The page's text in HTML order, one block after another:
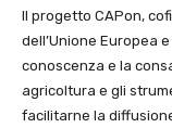
Il progetto CAPon,
dell’Unione Europea
conoscenza e la
agricoltura e gli
facilitarne la